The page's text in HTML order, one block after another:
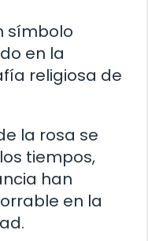
símbolo
en la
religiosa de
la rosa se
tiempos,
han
en la